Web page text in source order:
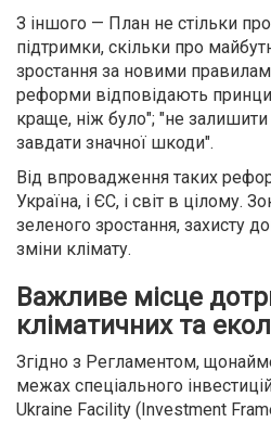
З іншого — План не стільки
підтримки, скільки про
зростання за новими
реформи відповідають
краще, ніж було"; "не залишити
завдати значної шкоди".
Від впровадження таких
Україна, і ЄС, і світ в цілому.
зеленого зростання, захисту
зміни клімату.
Важливе місце
кліматичних та
Згідно з Регламентом,
межах спеціального
Ukraine Facility (Investment